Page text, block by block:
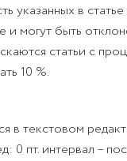
указанных в
и могут быть
статьи с
10 %.
в текстовом
0 пт. интервал –